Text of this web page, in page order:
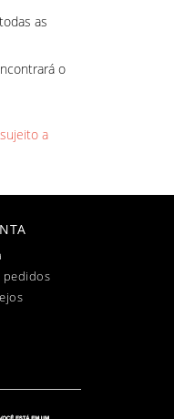
as
o
a
pedidos